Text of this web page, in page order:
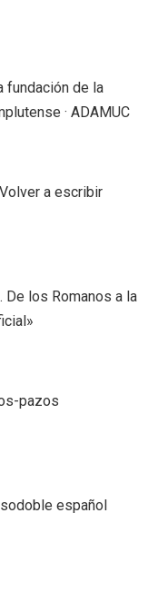
fundación de la
· ADAMUC
a escribir
De los Romanos a la
pazos
español